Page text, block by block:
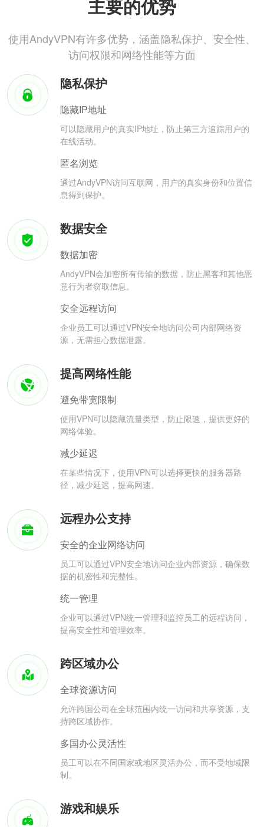
主要的优势
使用AndyVPN有许多优势，涵盖隐私保护、安全性、
访问权限和网络性能等方面
隐私保护
隐藏IP地址
可以隐藏用户的真实IP地址，防止第三方追踪用户的
在线活动。
匿名浏览
通过AndyVPN访问互联网，用户的真实身份和位置信
息得到保护。
数据安全
数据加密
AndyVPN会加密所有传输的数据，防止黑客和其他恶
意行为者窃取信息。
安全远程访问
企业员工可以通过VPN安全地访问公司内部网络资
源，无需担心数据泄露。
提高网络性能
避免带宽限制
使用VPN可以隐藏流量类型，防止限速，提供更好的
网络体验。
减少延迟
在某些情况下，使用VPN可以选择更快的服务器路
径，减少延迟，提高网速。
远程办公支持
安全的企业网络访问
员工可以通过VPN安全地访问企业内部资源，确保数
据的机密性和完整性。
统一管理
企业可以通过VPN统一管理和监控员工的远程访问，
提高安全性和管理效率。
跨区域办公
全球资源访问
允许跨国公司在全球范围内统一访问和共享资源，支
持跨区域协作。
多国办公灵活性
员工可以在不同国家或地区灵活办公，而不受地域限
制。
游戏和娱乐